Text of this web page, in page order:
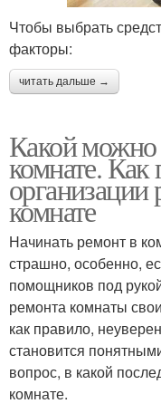
Чтобы выбрать
факторы:
читать дальше →
Какой можно
комнате. Как
организации
комнате
Начинать ремонт в
страшно, особенно,
помощников под
ремонта комнаты
как правило,
становится
вопрос, в какой
комнате.